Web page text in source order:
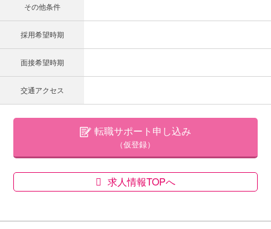
その他条件
採用希望時期
面接希望時期
交通アクセス
転職サポート申し込み
（仮登録）
求人情報TOPへ